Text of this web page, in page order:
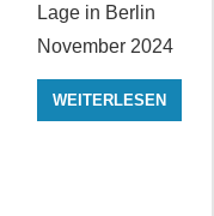
Lage in Berlin
November 2024
WEITERLESEN